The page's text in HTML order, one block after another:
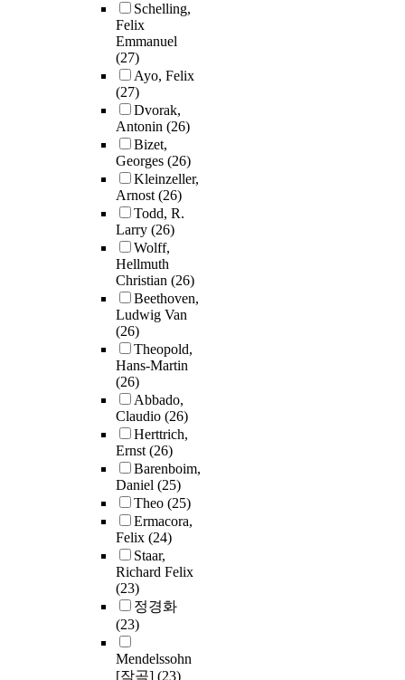
Schelling,
Felix
Emmanuel
(27)
Ayo, Felix
(27)
Dvorak,
Antonin (26)
Bizet,
Georges (26)
Kleinzeller,
Arnost(26)
Todd, R.
Larry (26)
Wolff,
Hellmuth
Christian (26)
Beethoven,
Ludwig Van
(26)
Theopold,
Hans-Martin
(26)
Abbado,
Claudio (26)
Herttrich,
Ernst(26)
Barenboim,
Daniel (25)
Theo (25)
Ermacora,
Felix (24)
Staar,
Richard Felix
(23)
정경화
(23)
Mendelssohn
[작곡] (23)